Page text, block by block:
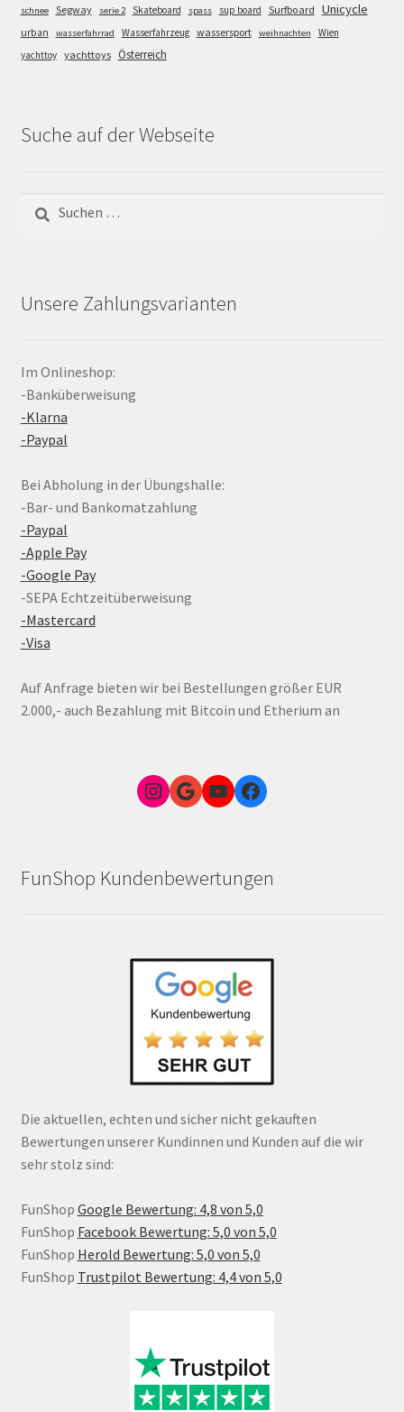
schnee Segway serie 2 Skateboard spass sup board Surfboard Unicycle
urban wasserfahrrad Wasserfahrzeug wassersport weihnachten
Wien
yachttoy yachttoys Österreich
Suche auf der Webseite
nach:
Unsere Zahlungsvarianten
Im Onlineshop:
-Banküberweisung
-Klarna
-Paypal
Bei Abholung in der Übungshalle:
-Bar- und Bankomatzahlung
-Paypal
-Apple Pay
-Google Pay
-SEPA Echtzeitüberweisung
-Mastercard
-Visa
Auf Anfrage bieten wir bei Bestellungen größer EUR
2.000,- auch Bezahlung mit Bitcoin und Etherium an
Instagram
Google Link zum FunShop WienYouTubeFacebook
FunShop Kundenbewertungen
Die aktuellen, echten und sicher nicht gekauften
Bewertungen unserer Kundinnen und Kunden auf die wir
sehr stolz sind:
FunShop Google Bewertung: 4,8 von 5,0
FunShop Facebook Bewertung: 5,0 von 5,0
FunShop Herold Bewertung: 5,0 von 5,0
FunShop Trustpilot Bewertung: 4,4 von 5,0